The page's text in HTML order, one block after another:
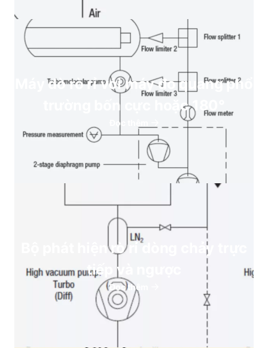
Máy dò rò rỉ với máy đo quang phổ
trường bốn cực hoặc 180°
Đọc thêm
Bộ phát hiện rò rỉ dòng chảy trực
tiếp và ngược
Đọc thêm